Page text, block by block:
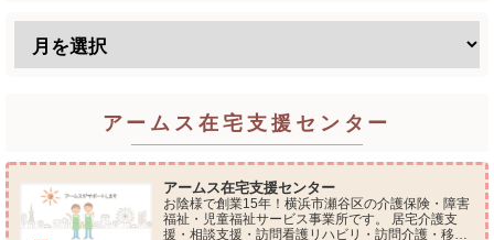
アームス在宅支援センター
アームス在宅支援センター
お陰様で創業15年！横浜市瀬谷区の介護保険・障害
福祉・児童福祉サービス事業所です。 居宅介護支
援・相談支援・訪問看護リハビリ・訪問介護・移動